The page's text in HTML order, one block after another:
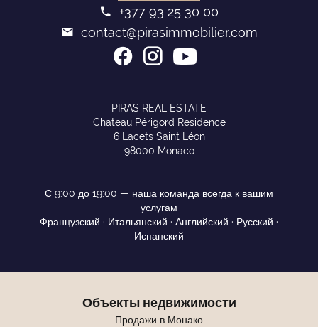
+377 93 25 30 00
contact@pirasimmobilier.com
PIRAS REAL ESTATE
Chateau Périgord Residence
6 Lacets Saint Léon
98000 Monaco
С 9:00 до 19:00 — наша команда всегда к вашим
услугам
Французский · Итальянский · Английский · Русский ·
Испанский
Объекты недвижимости
Продажи в Монако